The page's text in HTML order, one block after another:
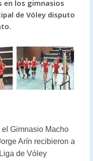
en los gimnasios
de Vóley disputo
Gimnasio Macho
Arín recibieron a
de Vóley